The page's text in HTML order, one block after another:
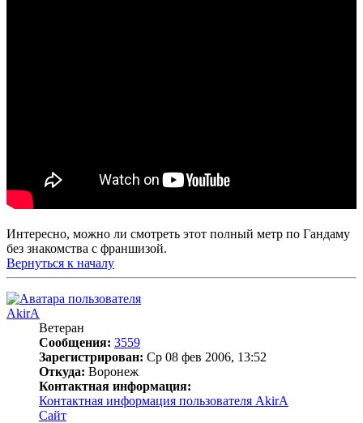
Интересно, можно ли смотреть этот полный метр по Гандаму
без знакомства с франшизой.
Вернуться к началу
AkirA
Ветеран
Сообщения: 3559
Зарегистрирован: Ср 08 фев 2006, 13:52
Откуда: Воронеж
Контактная информация:
Контактная информация пользователя AkirA
Сайт